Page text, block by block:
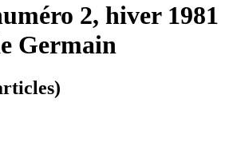
2, hiver 1981
Germain